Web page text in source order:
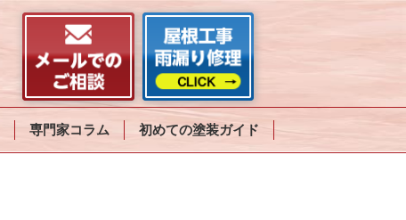
専門家コラム 初めての塗装ガイド